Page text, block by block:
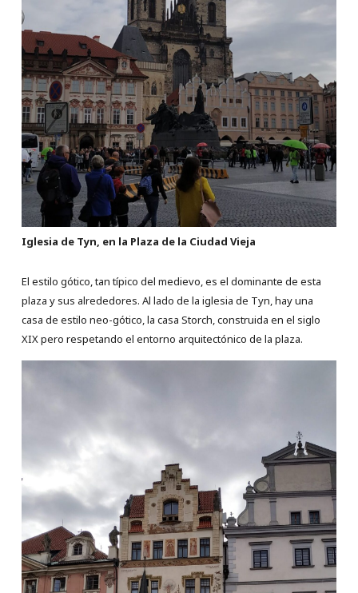
Iglesia de Tyn, en la Plaza de la Ciudad Vieja
El estilo gótico, tan típico del medievo, es el dominante de esta
plaza y sus alrededores. Al lado de la iglesia de Tyn, hay una
casa de estilo neo-gótico, la casa Storch, construida en el siglo
XIX pero respetando el entorno arquitectónico de la plaza.